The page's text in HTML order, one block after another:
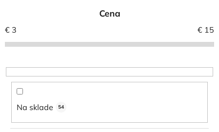
i
e
r
o
Cena
€ 3 € 15
Na sklade 54